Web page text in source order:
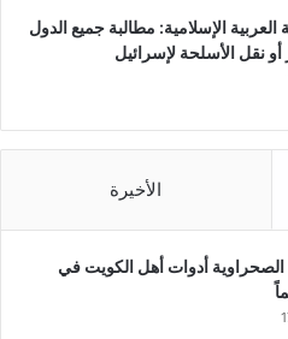
الإسلامية: مطالبة جميع الدول
نقل الأسلحة لإسرائيل
الأخيرة
الصحراوية أدوات أهل الكويت في